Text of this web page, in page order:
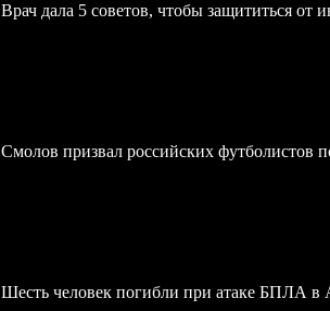
Врач дала 5 советов, чтобы защититься от
Смолов призвал российских футболистов
Шесть человек погибли при атаке БПЛА в